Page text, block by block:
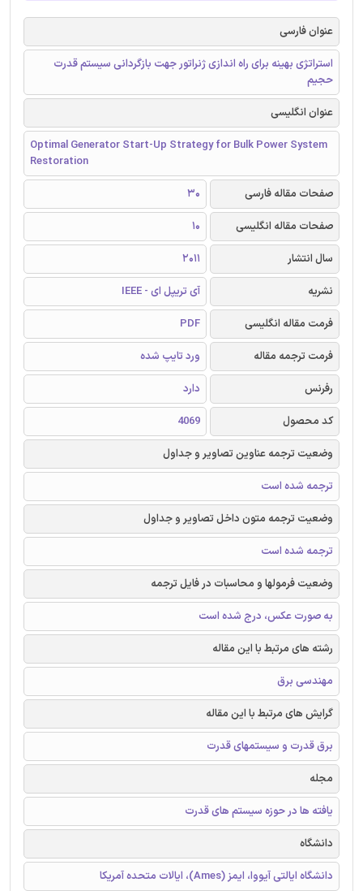
عنوان فارسی
استراتژی بهینه برای راه اندازی ژنراتور جهت بازگردانی سیستم قدرت
حجیم
عنوان انگلیسی
Optimal Generator Start-Up Strategy for Bulk Power System
Restoration
صفحات مقاله فارسی
30
صفحات مقاله انگلیسی
10
سال انتشار
2011
نشریه
آی تریپل ای - IEEE
فرمت مقاله انگلیسی
PDF
فرمت ترجمه مقاله
ورد تایپ شده
رفرنس
دارد
کد محصول
4069
وضعیت ترجمه عناوین تصاویر و جداول
ترجمه شده است
وضعیت ترجمه متون داخل تصاویر و جداول
ترجمه شده است
وضعیت فرمولها و محاسبات در فایل ترجمه
به صورت عکس، درج شده است
رشته های مرتبط با این مقاله
مهندسی برق
گرایش های مرتبط با این مقاله
برق قدرت و سیستمهای قدرت
مجله
یافته ها در حوزه سیستم های قدرت
دانشگاه
دانشگاه ایالتی آیووا، ایمز (Ames)، ایالات متحده آمریکا